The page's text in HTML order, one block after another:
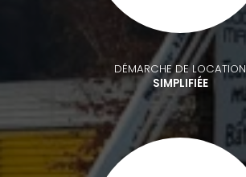
DÉMARCHE DE LOCATION
SIMPLIFIÉE